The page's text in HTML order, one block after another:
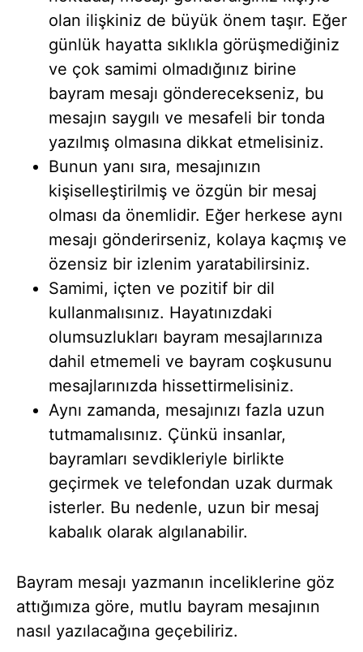
olan ilişkiniz de büyük önem taşır. Eğer
günlük hayatta sıklıkla görüşmediğiniz
ve çok samimi olmadığınız birine
bayram mesajı gönderecekseniz, bu
mesajın saygılı ve mesafeli bir tonda
yazılmış olmasına dikkat etmelisiniz.
Bunun yanı sıra, mesajınızın
kişiselleştirilmiş ve özgün bir mesaj
olması da önemlidir. Eğer herkese aynı
mesajı gönderirseniz, kolaya kaçmış ve
özensiz bir izlenim yaratabilirsiniz.
Samimi, içten ve pozitif bir dil
kullanmalısınız. Hayatınızdaki
olumsuzlukları bayram mesajlarınıza
dahil etmemeli ve bayram coşkusunu
mesajlarınızda hissettirmelisiniz.
Aynı zamanda, mesajınızı fazla uzun
tutmamalısınız. Çünkü insanlar,
bayramları sevdikleriyle birlikte
geçirmek ve telefondan uzak durmak
isterler. Bu nedenle, uzun bir mesaj
kabalık olarak algılanabilir.
Bayram mesajı yazmanın inceliklerine göz
attığımıza göre, mutlu bayram mesajının
nasıl yazılacağına geçebiliriz.